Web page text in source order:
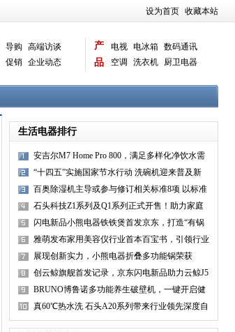
设为首页 收藏本站
导购
高端访谈
促销 企业动态
产
品
电视 电冰箱 数码通讯
空调
洗衣机
厨卫电器
生活电器排行
安吉尔M7 Home Pro 800，满足多样化净饮水需
求
“十四五”实施国家节水行动 洗碗机迎来普及新
契机
百奥除湿机主导或参与修订相关标准8项 以标准
化引领发展
石头科技Z1系列及Q1系列正式开售！助力家庭
洗护品质升级
闪电新品小熊电器铁铁煲首发京东，打造“有锅
气”的品质生活
雅萌发布家用美容仪行业首本百宝书，引领行业
科学化发展
展现创新实力，小熊电器折叠多功能锅荣获
AWE艾普兰奖
创云鲸旗舰首发记录，京东闪电新品助力云鲸J5
扫地机5分钟卖
BRUNO博鲁诺多功能养生破壁机，一键开启健
康美味
真60℃热水洗 石头A20系列带来行业领先深度自
清洁体验